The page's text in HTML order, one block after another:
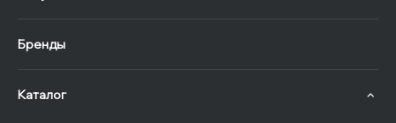
Бренды
Каталог